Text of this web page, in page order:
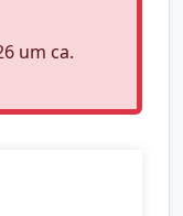
um ca.